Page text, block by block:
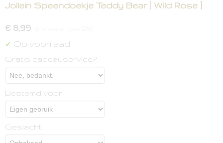
Jollein Speendoekje Teddy Bear [ Wild Rose ]
€ 8,99
✓ Op voorraad
Gratis cadeauservice?
Bestemd voor
Geslacht